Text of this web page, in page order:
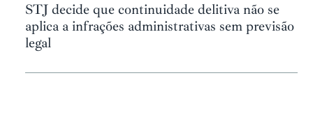
STJ decide que continuidade delitiva não se
aplica a infrações administrativas sem previsão
legal